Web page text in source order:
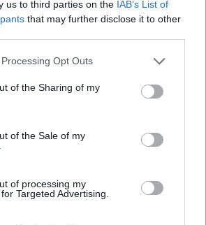
us to third parties on the IAB’s List of
that may further disclose it to other
Opt Outs
of the Sharing of my
of the Sale of my
of processing my
Targeted Advertising.